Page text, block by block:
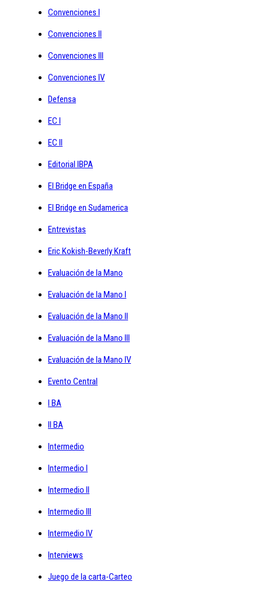
Convenciones I
Convenciones II
Convenciones III
Convenciones IV
Defensa
EC I
EC II
Editorial IBPA
El Bridge en España
El Bridge en Sudamerica
Entrevistas
Eric Kokish-Beverly Kraft
Evaluación de la Mano
Evaluación de la Mano I
Evaluación de la Mano II
Evaluación de la Mano III
Evaluación de la Mano IV
Evento Central
I BA
II BA
Intermedio
Intermedio I
Intermedio II
Intermedio III
Intermedio IV
Interviews
Juego de la carta-Carteo